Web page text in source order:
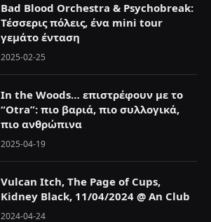
Bad Blood Orchestra & Psychobreak:
Τέσσερις πόλεις, ένα mini tour
γεμάτο ένταση
2025-02-25
In the Woods… επιστρέφουν με το
“Otra”: πιο βαριά, πιο συλλογικά,
πιο ανθρώπινα
2025-04-19
Vulcan Itch, The Page of Cups,
Kidney Black, 11/04/2024 @ An Club
2024-04-24